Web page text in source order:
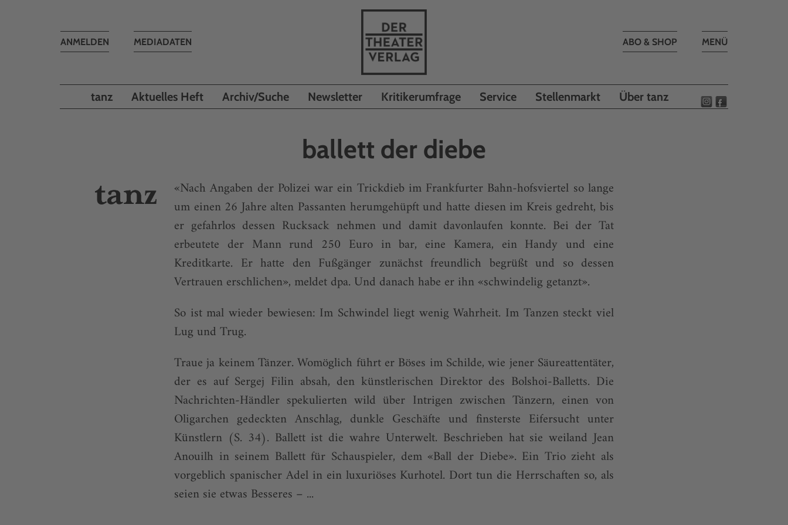
Toggle
MENÜ
ABO & SHOP
MEDIADATEN
Toggle
ANMELDEN
tanz Aktuelles Heft Archiv/Suche Newsletter Kritikerumfrage Service Stellenmarkt Über tanz
ballett der diebe
«Nach Angaben der Polizei war ein Trickdieb im Frankfurter Bahn-hofsviertel so lange
um einen 26 Jahre alten Passanten herumgehüpft und hatte diesen im Kreis gedreht, bis
er gefahrlos dessen Rucksack nehmen und damit davonlaufen konnte. Bei der Tat
erbeutete der Mann rund 250 Euro in bar, eine Kamera, ein Handy und eine
Kreditkarte. Er hatte den Fußgänger zunächst freundlich begrüßt und so dessen
Vertrauen erschlichen», meldet dpa. Und danach habe er ihn «schwindelig getanzt».
So ist mal wieder bewiesen: Im Schwindel liegt wenig Wahrheit. Im Tanzen steckt viel
Lug und Trug.
Traue ja keinem Tänzer. Womöglich führt er Böses im Schilde, wie jener Säureattentäter,
der es auf Sergej Filin absah, den künstlerischen Direktor des Bolshoi-Balletts. Die
Nachrichten-Händler spekulierten wild über Intrigen zwischen Tänzern, einen von
Oligarchen gedeckten Anschlag, dunkle Geschäfte und finsterste Eifersucht unter
Künstlern (S. 34). Ballett ist die wahre Unterwelt. Beschrieben hat sie weiland Jean
Anouilh in seinem Ballett für Schauspieler, dem «Ball der Diebe». Ein Trio zieht als
vorgeblich spanischer Adel in ein luxuriöses Kurhotel. Dort tun die Herrschaften so, als
seien sie etwas Besseres – ...